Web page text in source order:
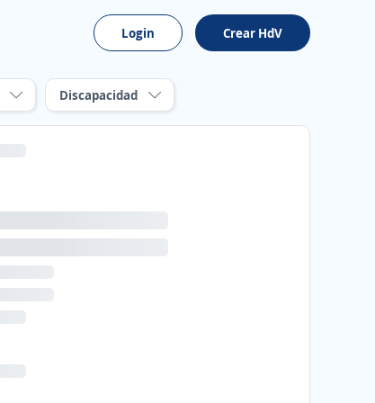
Login Crear HdV
Discapacidad